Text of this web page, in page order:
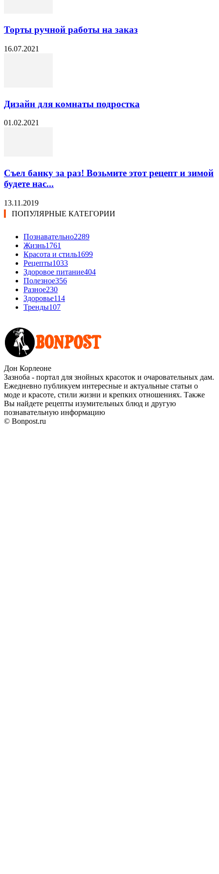
Торты ручной работы на заказ
16.07.2021
Дизайн для комнаты подростка
01.02.2021
Съел банку за раз! Возьмите этот рецепт и зимой
будете нас...
13.11.2019
ПОПУЛЯРНЫЕ КАТЕГОРИИ
Познавательно2289
Жизнь1761
Красота и стиль1699
Рецепты1033
Здоровое питание404
Полезное356
Разное230
Здоровье114
Тренды107
Дон Корлеоне
Зазноба - портал для знойных красоток и очаровательных дам.
Ежедневно публикуем интересные и актуальные статьи о
моде и красоте, стили жизни и крепких отношениях. Также
Вы найдете рецепты изумительных блюд и другую
познавательную информацию
© Bonpost.ru